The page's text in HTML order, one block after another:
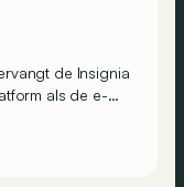
de Insignia
als de e-